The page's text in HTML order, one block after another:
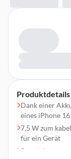
Produktdetails
Dank einer
eines iPhone
7,5 W zum
für ein Gerät
Smartphone